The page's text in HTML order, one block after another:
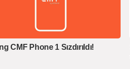
CMF Phone 1 Sızdırıldı!